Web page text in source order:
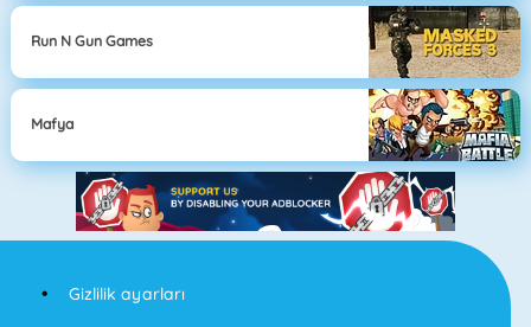
Run N Gun Games
Mafya
Gizlilik ayarları